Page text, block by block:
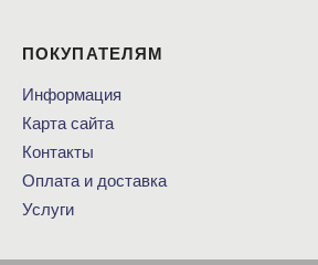
ПОКУПАТЕЛЯМ
Информация
Карта сайта
Контакты
Оплата и доставка
Услуги